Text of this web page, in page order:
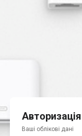
Авторизація
Ваші облікові дані